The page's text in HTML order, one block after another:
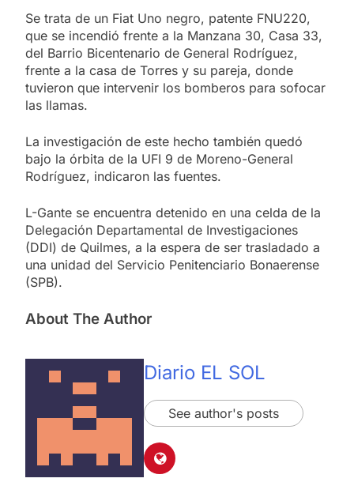
Se trata de un Fiat Uno negro, patente FNU220,
que se incendió frente a la Manzana 30, Casa 33,
del Barrio Bicentenario de General Rodríguez,
frente a la casa de Torres y su pareja, donde
tuvieron que intervenir los bomberos para sofocar
las llamas.
La investigación de este hecho también quedó
bajo la órbita de la UFI 9 de Moreno-General
Rodríguez, indicaron las fuentes.
L-Gante se encuentra detenido en una celda de la
Delegación Departamental de Investigaciones
(DDI) de Quilmes, a la espera de ser trasladado a
una unidad del Servicio Penitenciario Bonaerense
(SPB).
About The Author
Diario EL SOL
See author's posts